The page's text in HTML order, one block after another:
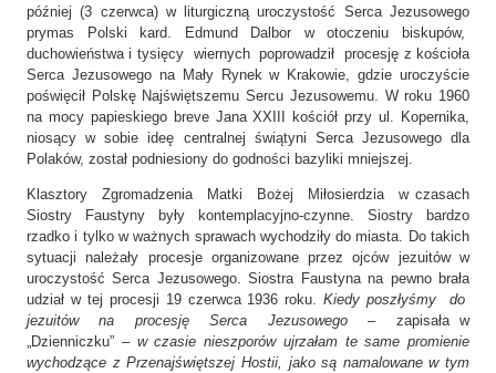
później (3 czerwca) w liturgiczną uroczystość Serca Jezusowego
prymas Polski kard. Edmund Dalbor w otoczeniu biskupów,
duchowieństwa i tysięcy wiernych poprowadził procesję z kościoła
Serca Jezusowego na Mały Rynek w Krakowie, gdzie uroczyście
poświęcił Polskę Najświętszemu Sercu Jezusowemu. W roku 1960
na mocy papieskiego breve Jana XXIII kościół przy ul. Kopernika,
niosący w sobie ideę centralnej świątyni Serca Jezusowego dla
Polaków, został podniesiony do godności bazyliki mniejszej.
Klasztory Zgromadzenia Matki Bożej Miłosierdzia w czasach
Siostry Faustyny były kontemplacyjno-czynne. Siostry bardzo
rzadko i tylko w ważnych sprawach wychodziły do miasta. Do takich
sytuacji należały procesje organizowane przez ojców jezuitów w
uroczystość Serca Jezusowego. Siostra Faustyna na pewno brała
udział w tej procesji 19 czerwca 1936 roku.Kiedy poszłyśmy do
jezuitów na procesję Serca Jezusowego– zapisała w
„Dzienniczku” – w czasie nieszporów ujrzałam te same promienie
wychodzące z Przenajświętszej Hostii, jako są namalowane w tym